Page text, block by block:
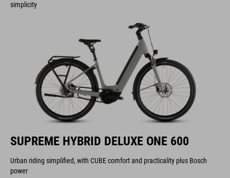
simplicity
SUPREME HYBRID DELUXE ONE 600
Urban riding simplified, with CUBE comfort and practicality plus Bosch
power